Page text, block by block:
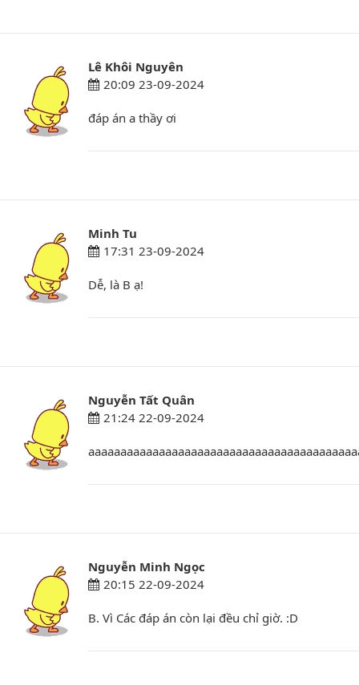
Lê Khôi Nguyên
20:09 23-09-2024
đáp án a thầy ơi
Minh Tu
17:31 23-09-2024
Dễ, là B ạ!
Nguyễn Tất Quân
21:24 22-09-2024
Nguyễn Minh Ngọc
20:15 22-09-2024
B. Vì Các đáp án còn lại đều chỉ giờ. :D